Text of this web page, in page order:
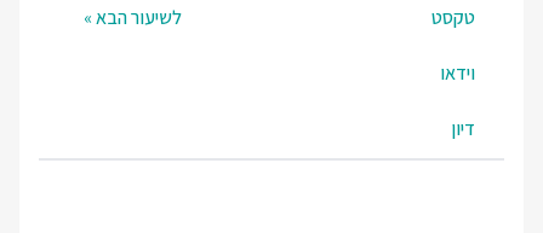
טקסט
וידאו
דיון
לשיעור הבא »